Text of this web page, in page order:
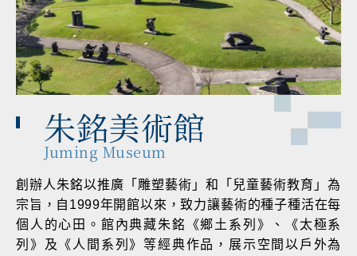
朱銘美術館
Juming Museum
創辦人朱銘以推廣「雕塑藝術」和「兒童藝術教育」為
宗旨，自1999年開館以來，致力讓藝術的種子種活在每
個人的心田。館內典藏朱銘《鄉土系列》、《太極系
列》及《人間系列》等經典作品，展示空間以戶外為